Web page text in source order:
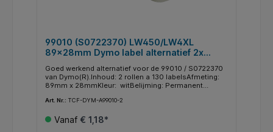
99010 (S0722370) LW450/LW4XL
89x28mm Dymo label alternatief 2x
Goed werkend alternatief voor de 99010 / S0722370
van Dymo(R).Inhoud: 2 rollen a 130 labelsAfmeting:
89mm x 28mmKleur: witBelijming: Permanent
zijn nog niet geschikt voor de Dymo(R) LW550 en
Dymo LW330 Dymo LW400 Dymo LW400 Duo Dymo
Art. Nr.: TCF-DYM-A99010-2
Vanaf € 1,18*